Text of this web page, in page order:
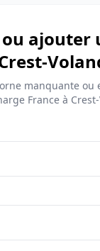
ajouter
manquante ou
France à